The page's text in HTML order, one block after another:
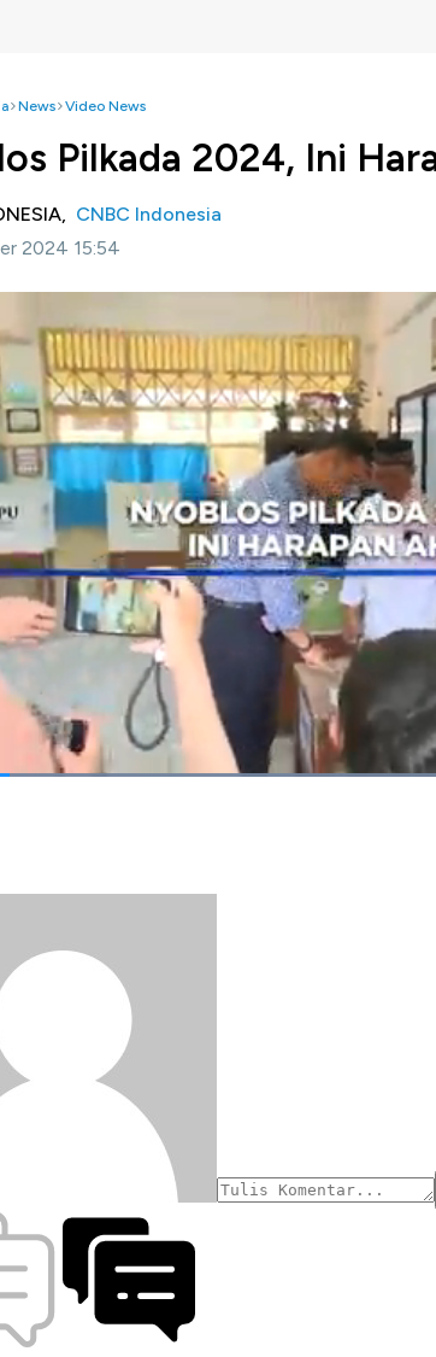
News Video News
Pilkada 2024, Ini
CNBC Indonesia
2024 15:54
Indonesia -
Menteri Koordinator Bidang
sekaligus Ketua Umum Partai Demokrat, Agus
hak suaranya di Pilkada serentak 2024, Rabu
hadir di PS 28, Cipete Utara, Jakarta Selatan,
suaranya, AHY mengutarakan
para kandidat untuk menunjukkan kedewasaan
maupun kalah.